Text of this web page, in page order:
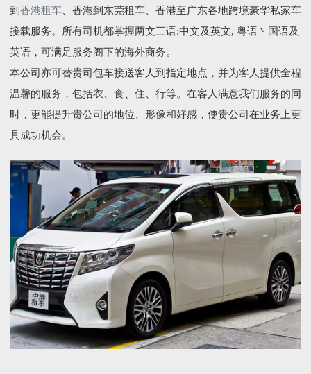
到 香港租车、香港到东莞租车、香港至广东各地跨境豪华私家车
接载服务。所有司机都掌握两文三语:中文及英文, 粤语丶国语及
英语，可满足服务阁下的海外商务。
本公司亦可替贵司包车接送客人到指定地点，并为客人提供全程
温馨的服务，包括衣、食、住、行等。在客人满意我们服务的同
时，更能提升贵公司的地位、形像和好感，使贵公司在业务上更
具成功机会。